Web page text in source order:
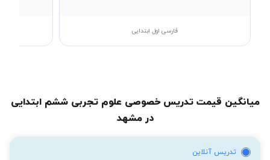
فارسی اول ابتدایی
میانگین قیمت تدریس خصوصی علوم تجربی ششم ابتدایی
در مشهد
تدریس آنلاین